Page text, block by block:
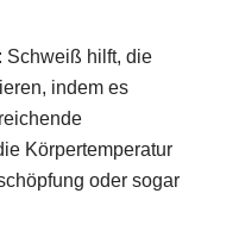
Schweiß hilft, die
indem es
Körpertemperatur
oder sogar